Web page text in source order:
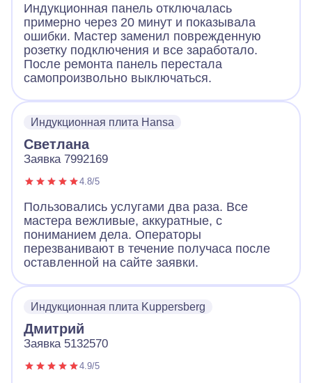
Индукционная панель отключалась
примерно через 20 минут и показывала
ошибки. Мастер заменил поврежденную
розетку подключения и все заработало.
После ремонта панель перестала
самопроизвольно выключаться.
Индукционная плита Hansa
Светлана
Заявка 7992169
4.8/5
Пользовались услугами два раза. Все
мастера вежливые, аккуратные, с
пониманием дела. Операторы
перезванивают в течение получаса после
оставленной на сайте заявки.
Индукционная плита Kuppersberg
Дмитрий
Заявка 5132570
4.9/5